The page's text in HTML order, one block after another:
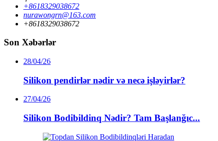
+8618329038672
nurawongrn@163.com
+8618329038672
Son Xəbərlər
28/04/26
Silikon pendirlər nədir və necə işləyirlər?
27/04/26
Silikon Bodibildinq Nədir? Tam Başlanğıc...